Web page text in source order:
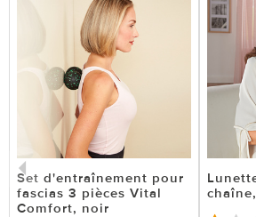
Set d'entraînement pour
fascias 3 pièces Vital
Comfort, noir